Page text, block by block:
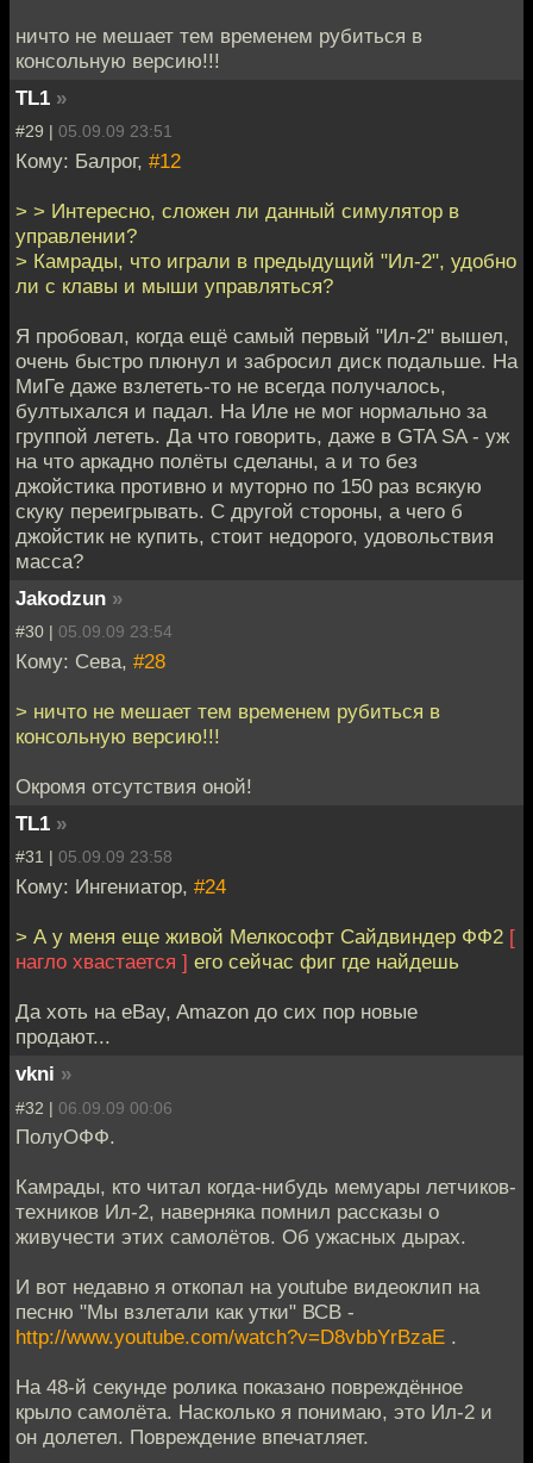
ничто не мешает тем временем рубиться в
консольную версию!!!
TL1 »
#29 | 05.09.09 23:51
Кому: Балрог, #12
> > Интересно, сложен ли данный симулятор в
управлении?
> Камрады, что играли в предыдущий "Ил-2", удобно
ли с клавы и мыши управляться?
Я пробовал, когда ещё самый первый "Ил-2" вышел,
очень быстро плюнул и забросил диск подальше. На
МиГе даже взлететь-то не всегда получалось,
бултыхался и падал. На Иле не мог нормально за
группой лететь. Да что говорить, даже в GTA SA - уж
на что аркадно полёты сделаны, а и то без
джойстика противно и муторно по 150 раз всякую
скуку переигрывать. С другой стороны, а чего б
джойстик не купить, стоит недорого, удовольствия
масса?
Jakodzun »
#30 | 05.09.09 23:54
Кому: Сева, #28
> ничто не мешает тем временем рубиться в
консольную версию!!!
Окромя отсутствия оной!
TL1 »
#31 | 05.09.09 23:58
Кому: Ингениатор, #24
> А у меня еще живой Мелкософт Сайдвиндер ФФ2 [
нагло хвастается ] его сейчас фиг где найдешь
Да хоть на eBay, Amazon до сих пор новые
продают...
vkni »
#32 | 06.09.09 00:06
ПолуОФФ.
Камрады, кто читал когда-нибудь мемуары летчиков-
техников Ил-2, наверняка помнил рассказы о
живучести этих самолётов. Об ужасных дырах.
И вот недавно я откопал на youtube видеоклип на
песню "Мы взлетали как утки" ВСВ -
http://www.youtube.com/watch?v=D8vbbYrBzaE .
На 48-й секунде ролика показано повреждённое
крыло самолёта. Насколько я понимаю, это Ил-2 и
он долетел. Повреждение впечатляет.